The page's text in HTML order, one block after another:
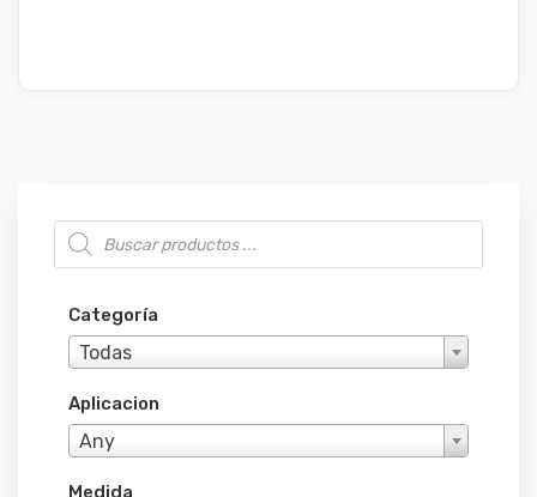
Búsqueda de productos
Categoría
Todas
Aplicacion
Any
Medida